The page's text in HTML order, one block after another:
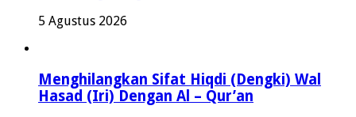
5 Agustus 2026
Menghilangkan Sifat Hiqdi (Dengki) Wal
Hasad (Iri) Dengan Al – Qur’an